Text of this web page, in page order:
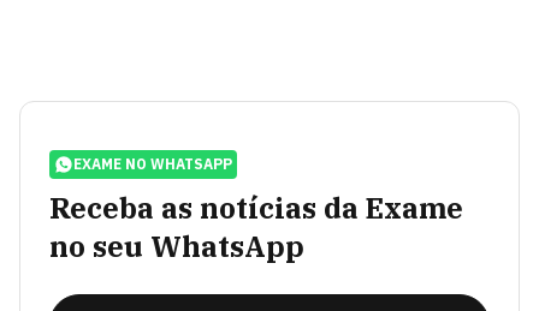
EXAME NO WHATSAPP
Receba as notícias da Exame
no seu WhatsApp